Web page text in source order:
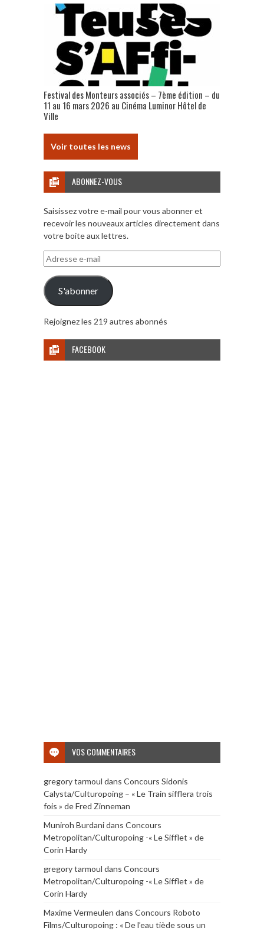
Festival des Monteurs associés – 7ème édition – du
11 au 16 mars 2026 au Cinéma Luminor Hôtel de
Ville
Voir toutes les news
ABONNEZ-VOUS
Saisissez votre e-mail pour vous abonner et
recevoir les nouveaux articles directement dans
votre boite aux lettres.
Adresse
e-
mail
S'abonner
Rejoignez les 219 autres abonnés
FACEBOOK
VOS COMMENTAIRES
gregory tarmoul dans Concours Sidonis
Calysta/Culturopoing – « Le Train sifflera trois
fois » de Fred Zinneman
Muniroh Burdanidans Concours
Metropolitan/Culturopoing -« Le Sifflet » de
Corin Hardy
gregory tarmoul dans Concours
Metropolitan/Culturopoing -« Le Sifflet » de
Corin Hardy
Maxime Vermeulen dans Concours Roboto
Films/Culturopoing : « De l’eau tiède sous un